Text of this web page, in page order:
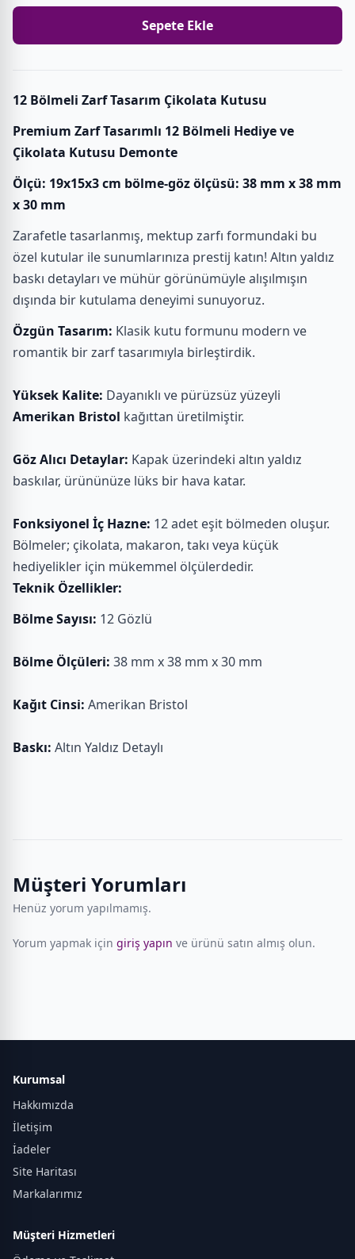
Sepete Ekle
12 Bölmeli Zarf Tasarım Çikolata Kutusu
Premium Zarf Tasarımlı 12 Bölmeli Hediye ve
Çikolata Kutusu Demonte
Ölçü: 19x15x3 cm bölme-göz ölçüsü: 38 mm x 38 mm
x 30 mm
Zarafetle tasarlanmış, mektup zarfı formundaki bu
özel kutular ile sunumlarınıza prestij katın! Altın yaldız
baskı detayları ve mühür görünümüyle alışılmışın
dışında bir kutulama deneyimi sunuyoruz.
Özgün Tasarım: Klasik kutu formunu modern ve
romantik bir zarf tasarımıyla birleştirdik.
Yüksek Kalite: Dayanıklı ve pürüzsüz yüzeyli
Amerikan Bristol kağıttan üretilmiştir.
Göz Alıcı Detaylar: Kapak üzerindeki altın yaldız
baskılar, ürününüze lüks bir hava katar.
Fonksiyonel İç Hazne: 12 adet eşit bölmeden oluşur.
Bölmeler; çikolata, makaron, takı veya küçük
hediyelikler için mükemmel ölçülerdedir.
Teknik Özellikler:
Bölme Sayısı: 12 Gözlü
Bölme Ölçüleri: 38 mm x 38 mm x 30 mm
Kağıt Cinsi: Amerikan Bristol
Baskı: Altın Yaldız Detaylı
Müşteri Yorumları
Henüz yorum yapılmamış.
Yorum yapmak için giriş yapın ve ürünü satın almış olun.
Kurumsal
Hakkımızda
İletişim
İadeler
Site Haritası
Markalarımız
Müşteri Hizmetleri